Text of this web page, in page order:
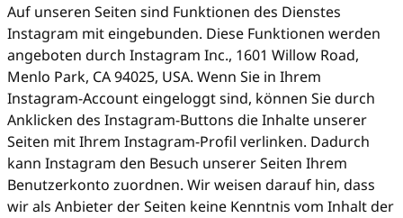
Auf unseren Seiten sind Funktionen des Dienstes
Instagram mit eingebunden. Diese Funktionen werden
angeboten durch Instagram Inc., 1601 Willow Road,
Menlo Park, CA 94025, USA. Wenn Sie in Ihrem
Instagram-Account eingeloggt sind, können Sie durch
Anklicken des Instagram-Buttons die Inhalte unserer
Seiten mit Ihrem Instagram-Profil verlinken. Dadurch
kann Instagram den Besuch unserer Seiten Ihrem
Benutzerkonto zuordnen. Wir weisen darauf hin, dass
wir als Anbieter der Seiten keine Kenntnis vom Inhalt der